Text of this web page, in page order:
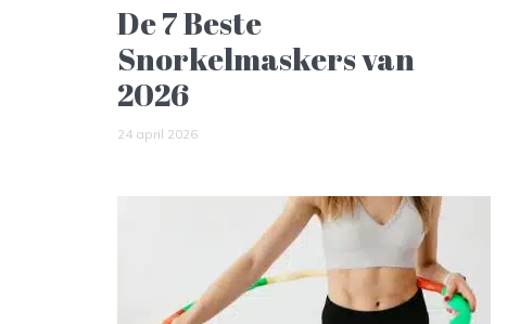
De 7 Beste
Snorkelmaskers van
2026
24 april 2026